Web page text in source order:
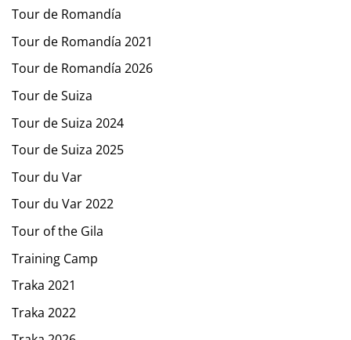
Tour de Romandía
Tour de Romandía 2021
Tour de Romandía 2026
Tour de Suiza
Tour de Suiza 2024
Tour de Suiza 2025
Tour du Var
Tour du Var 2022
Tour of the Gila
Training Camp
Traka 2021
Traka 2022